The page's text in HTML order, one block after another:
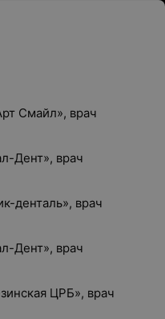
Смайл», врач
Дент», врач
денталь», врач
Дент», врач
ЦРБ», врач